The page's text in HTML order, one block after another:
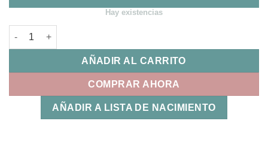
Hay existencias
Babero Tengo Papitis | MI PIPO cantidad
AÑADIR AL CARRITO
COMPRAR AHORA
AÑADIR A LISTA DE NACIMIENTO